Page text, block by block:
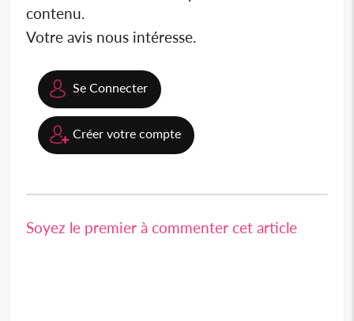
contenu.
Votre avis nous intéresse.
Se Connecter
Créer votre compte
Soyez le premier à commenter cet article